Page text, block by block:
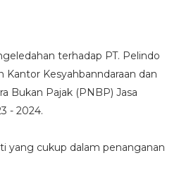
terhadap PT. Pelindo
Kantor Kesyahbanndaraan dan
Bukan Pajak (PNBP) Jasa
- 2024.
yang cukup dalam penanganan